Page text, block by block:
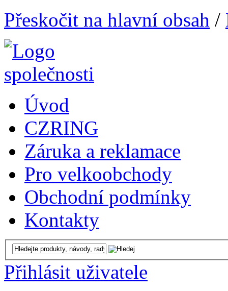
Přeskočit na hlavní obsah /
Úvod
CZRING
Záruka a reklamace
Pro velkoobchody
Obchodní podmínky
Kontakty
Přihlásit uživatele